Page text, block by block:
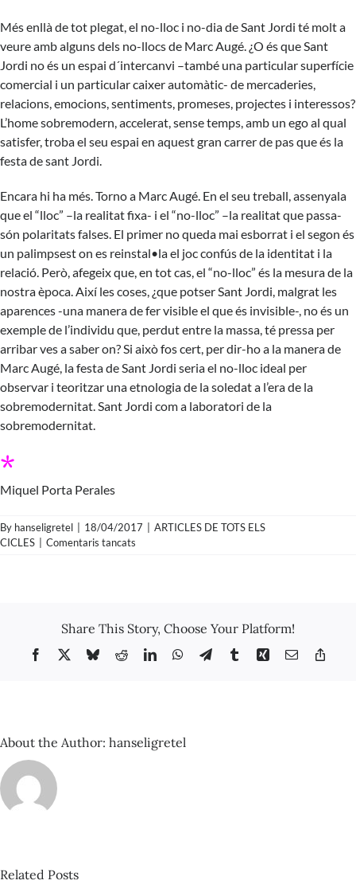
Més enllà de tot plegat, el no-lloc i no-dia de Sant Jordi té molt a
veure amb alguns dels no-llocs de Marc Augé. ¿O és que Sant
Jordi no és un espai d´intercanvi –també una particular superfície
comercial i un particular caixer automàtic- de mercaderies,
relacions, emocions, sentiments, promeses, projectes i interessos?
L’home sobremodern, accelerat, sense temps, amb un ego al qual
satisfer, troba el seu espai en aquest gran carrer de pas que és la
festa de sant Jordi.
Encara hi ha més. Torno a Marc Augé. En el seu treball, assenyala
que el “lloc” –la realitat fixa- i el “no-lloc” –la realitat que passa-
són polaritats falses. El primer no queda mai esborrat i el segon és
un palimpsest on es reinstal•la el joc confús de la identitat i la
relació. Però, afegeix que, en tot cas, el “no-lloc” és la mesura de la
nostra època. Així les coses, ¿que potser Sant Jordi, malgrat les
aparences -una manera de fer visible el que és invisible-, no és un
exemple de l’individu que, perdut entre la massa, té pressa per
arribar ves a saber on? Si això fos cert, per dir-ho a la manera de
Marc Augé, la festa de Sant Jordi seria el no-lloc ideal per
observar i teoritzar una etnologia de la soledat a l’era de la
sobremodernitat. Sant Jordi com a laboratori de la
sobremodernitat.
*
Miquel Porta Perales
By hanseligretel 18/04/2017
ARTICLES DE TOTS ELS
CICLES
Comentaris tancats
Jordi
l’era
Share This Story, Choose Your Platform!
Facebook BlueskyRedditLinkedInWhatsApp
TelegramTumblrXing Email
About the Author: hanseligretel
Related Posts